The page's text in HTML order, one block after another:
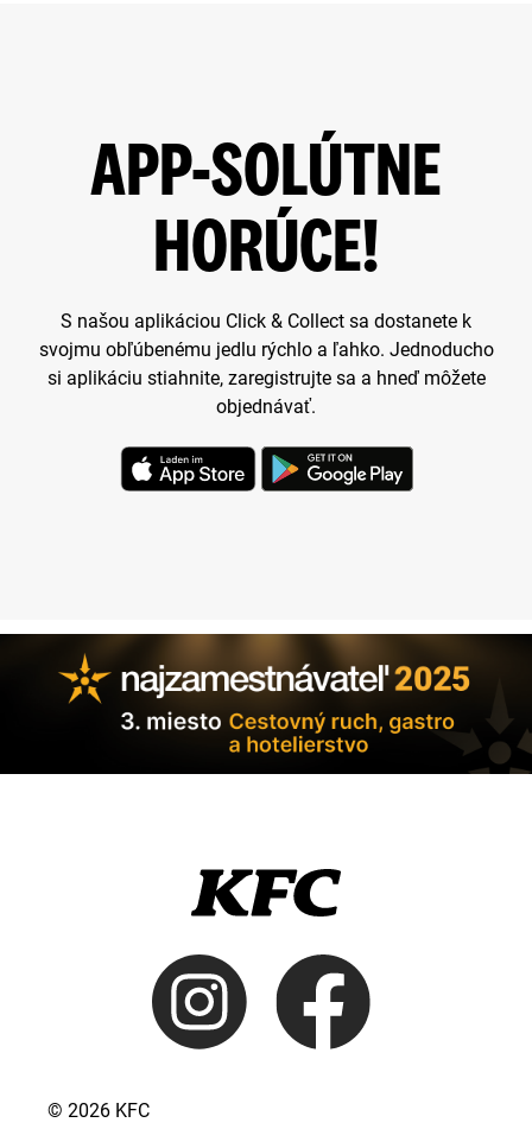
APP-SOLÚTNE
HORÚCE!
S našou aplikáciou Click & Collect sa dostanete k
svojmu obľúbenému jedlu rýchlo a ľahko. Jednoducho
si aplikáciu stiahnite, zaregistrujte sa a hneď môžete
objednávať.
© 2026 KFC